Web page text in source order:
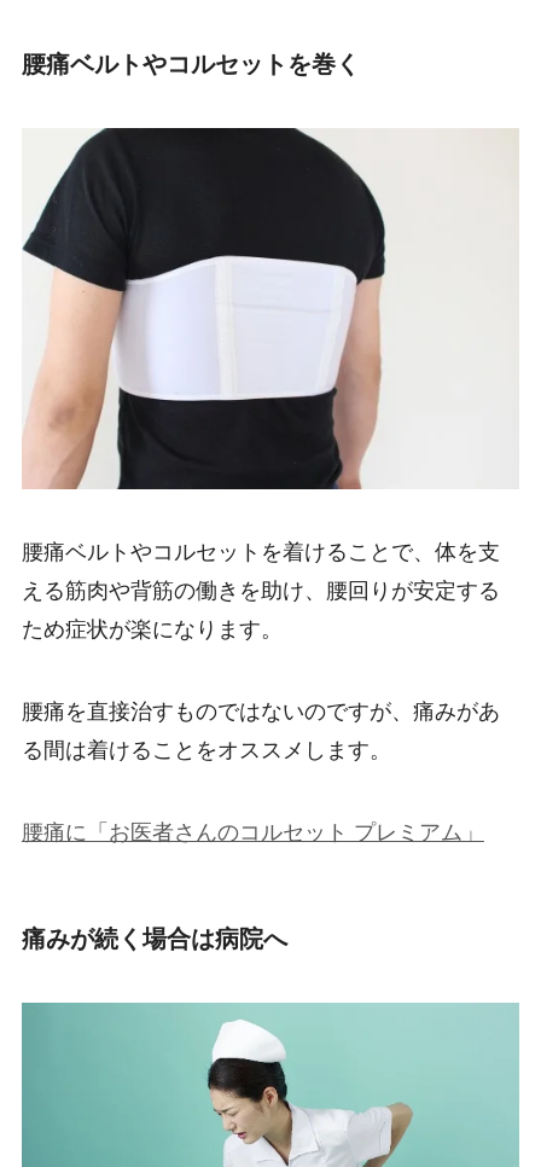
腰痛ベルトやコルセットを巻く
腰痛ベルトやコルセットを着けることで、体を支
える筋肉や背筋の働きを助け、腰回りが安定する
ため症状が楽になります。
腰痛を直接治すものではないのですが、痛みがあ
る間は着けることをオススメします。
腰痛に「お医者さんのコルセット プレミアム」
痛みが続く場合は病院へ